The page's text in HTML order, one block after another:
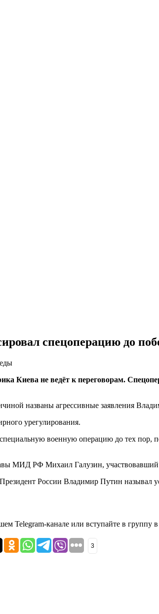
спецоперацию до
Киева не ведёт к переговорам.
названы агрессивные заявления
урегулирования.
военную операцию до тех
МИД РФ Михаил Галузин, участвовавший
России Владимир Путин называл
Telegram-канале или вступайте в группу в
3